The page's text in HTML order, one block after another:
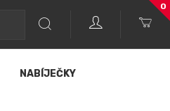
0
NABÍJEČKY